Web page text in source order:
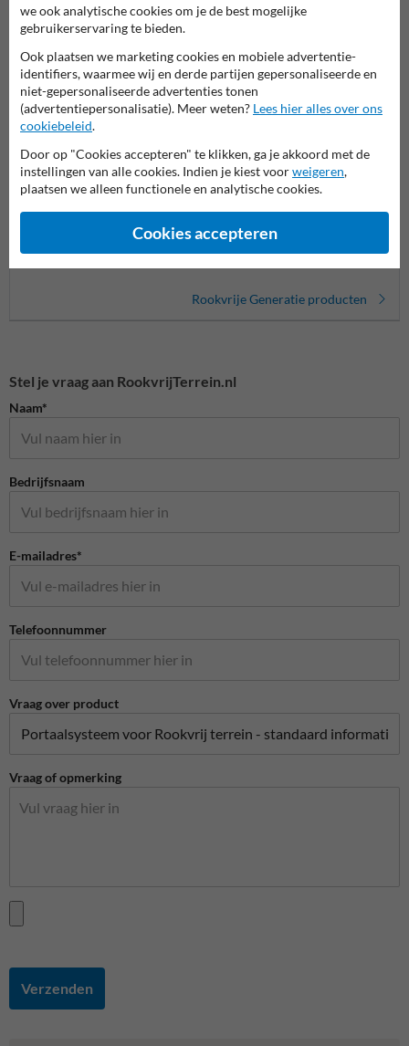
Productcategorieën in deze groep
Borden
Rookvrije Generatie producten
Stel je vraag aan RookvrijTerrein.nl
Naam*
Bedrijfsnaam
E-mailadres*
Telefoonnummer
Vraag over product
Vraag of opmerking
Verzenden
we ook analytische cookies om je de best mogelijke
gebruikerservaring te bieden.
Ook plaatsen we marketing cookies en mobiele advertentie-
identifiers, waarmee wij en derde partijen gepersonaliseerde en
niet-gepersonaliseerde advertenties tonen
(advertentiepersonalisatie). Meer weten? Lees hier alles over ons
cookiebeleid.
Door op "Cookies accepteren" te klikken, ga je akkoord met de
instellingen van alle cookies. Indien je kiest voorweigeren,
plaatsen we alleen functionele en analytische cookies.
Cookies accepteren